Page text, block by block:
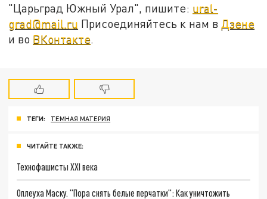
"Царьград Южный Урал", пишите: ural-
grad@mail.ru Присоединяйтесь к нам в Дзене
и во ВКонтакте.
ТЕГИ: ТЕМНАЯ МАТЕРИЯ
ЧИТАЙТЕ ТАКЖЕ:
Технофашисты XXI века
Оплеуха Маску. "Пора снять белые перчатки": Как уничтожить